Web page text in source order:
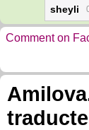
sheyli
Comment on